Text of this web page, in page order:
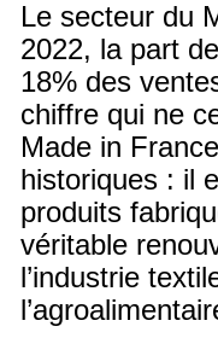
Le secteur du
2022, la part
18% des
chiffre qui ne
Made in
historiques : il
produits
véritable
l’industrie